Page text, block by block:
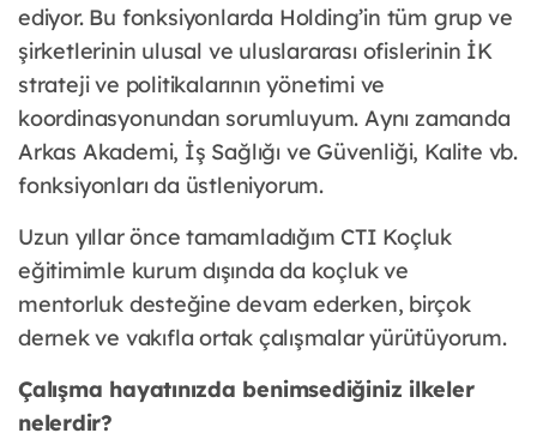
ediyor. Bu fonksiyonlarda Holding’in tüm grup ve
şirketlerinin ulusal ve uluslararası ofislerinin İK
strateji ve politikalarının yönetimi ve
koordinasyonundan sorumluyum. Aynı zamanda
Arkas Akademi, İş Sağlığı ve Güvenliği, Kalite vb.
fonksiyonları da üstleniyorum.
Uzun yıllar önce tamamladığım CTI Koçluk
eğitimimle kurum dışında da koçluk ve
mentorluk desteğine devam ederken, birçok
dernek ve vakıfla ortak çalışmalar yürütüyorum.
Çalışma hayatınızda benimsediğiniz ilkeler
nelerdir?